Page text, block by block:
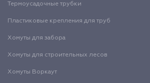
Термоусадочные трубки
Пластиковые крепления для труб
Хомуты для забора
Хомуты для строительных лесов
Хомуты Воркаут